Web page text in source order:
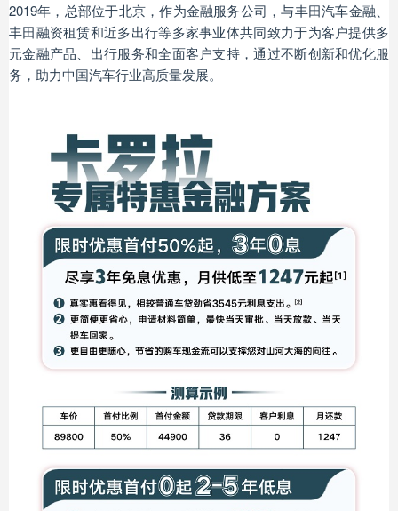
2019年，总部位于北京，作为金融服务公司，与丰田汽车金融、
丰田融资租赁和近多出行等多家事业体共同致力于为客户提供多
元金融产品、出行服务和全面客户支持，通过不断创新和优化服
务，助力中国汽车行业高质量发展。